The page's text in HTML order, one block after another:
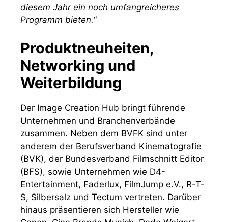
diesem Jahr ein noch umfangreicheres
Programm bieten.“
Produktneuheiten,
Networking und
Weiterbildung
Der Image Creation Hub bringt führende
Unternehmen und Branchenverbände
zusammen. Neben dem BVFK sind unter
anderem der Berufsverband Kinematografie
(BVK), der Bundesverband Filmschnitt Editor
(BFS), sowie Unternehmen wie D4-
Entertainment, Faderlux, FilmJump e.V., R-T-
S, Silbersalz und Tectum vertreten. Darüber
hinaus präsentieren sich Hersteller wie